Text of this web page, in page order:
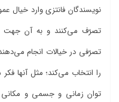
نویسندگان فانتزی وارد خیال
تصرّف میکنند و به آن
تصرّفی در خیالات انجام می
را انتخاب میکند؛ مثل آنها
توان زمانی و جسمی و